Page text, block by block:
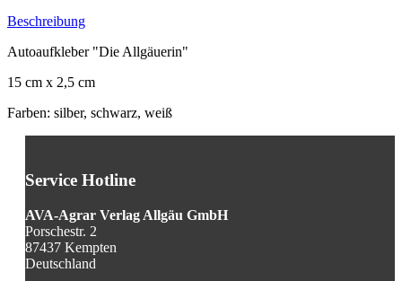
Beschreibung
Autoaufkleber "Die Allgäuerin"
15 cm x 2,5 cm
Farben: silber, schwarz, weiß
Service Hotline
AVA-Agrar Verlag Allgäu GmbH
Porschestr. 2
87437 Kempten
Deutschland